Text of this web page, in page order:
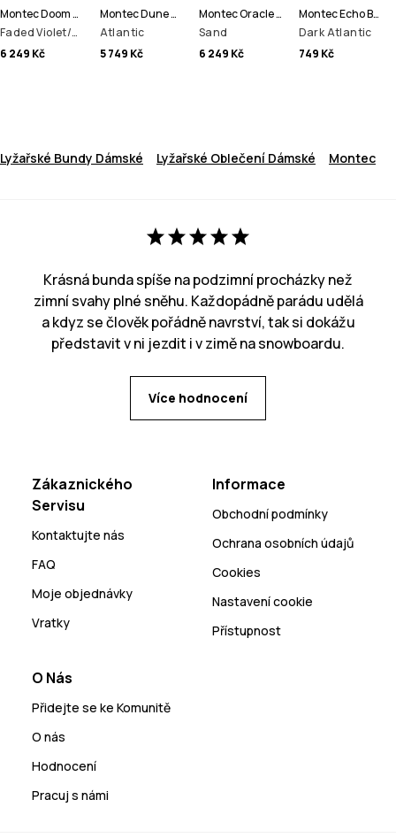
Montec Doom W Lyžařská Bunda Dámské
Faded Violet/Black/Dark Atlantic
6 249 Kč
Montec Dune W Bunda na Snowboard Dámské
Atlantic
5 749 Kč
Montec Oracle W Lyžařská Bunda Dámské
Sand
6 249 Kč
Montec Echo Beanie čepice
Dark Atlantic
749 Kč
Lyžařské Bundy Dámské Lyžařské Oblečení Dámské Montec
Krásná bunda spíše na podzimní procházky než
zimní svahy plné sněhu. Každopádně parádu udělá
a kdyz se člověk pořádně navrství, tak si dokážu
představit v ni jezdit i v zimě na snowboardu.
Více hodnocení
Zákaznického
Servisu
Kontaktujte nás
FAQ
Moje objednávky
Vratky
Informace
Obchodní podmínky
Ochrana osobních údajů
Cookies
Nastavení cookie
Přístupnost
O Nás
Přidejte se ke Komunitě
O nás
Hodnocení
Pracuj s námi